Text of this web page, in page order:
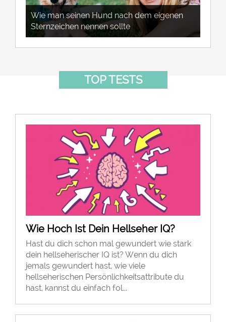
Wie man seinen Hund nach dem eigenen
Sternzeichen nennen sollte
TOP TESTS
Wie Hoch Ist Dein Hellseher IQ?
Hast du dich schon mal gewundert wie stark
dein hellseherischer IQ ist? Wenn du dich
jemals gewundert hast, wie viele
hellseherischen Persönlichkeitsattribute du
hast, kannst du einfach fol...